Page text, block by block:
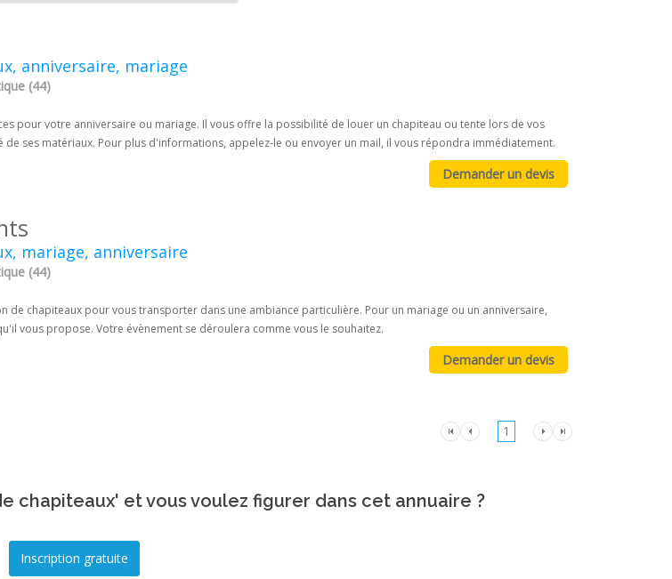
anniversaire, mariage
(44)
pour votre anniversaire ou mariage. Il vous offre la possibilité de louer un chapiteau ou tente lors de vos
de ses matériaux. Pour plus d'informations, appelez-le ou envoyer un mail, il vous répondra immédiatement.
mariage, anniversaire
(44)
de chapiteaux pour vous transporter dans une ambiance particulière. Pour un mariage ou un anniversaire,
vous propose. Votre évènement se déroulera comme vous le souhaitez.
1
chapiteaux' et vous voulez figurer dans cet annuaire ?